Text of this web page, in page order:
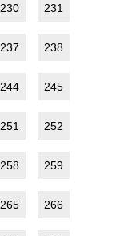
230 231
237 238
244 245
251 252
258 259
265 266